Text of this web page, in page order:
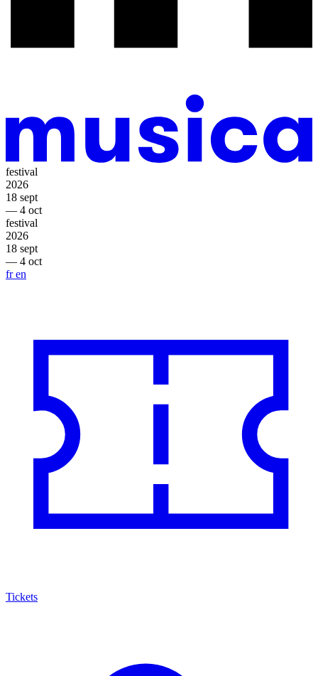
festival
2026
18 sept
— 4 oct
festival
2026
18 sept
— 4 oct
fren
Tickets